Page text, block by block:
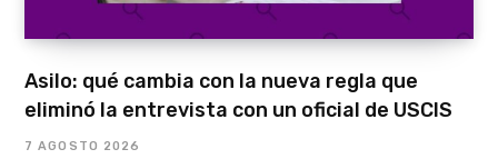
Asilo: qué cambia con la nueva regla que
eliminó la entrevista con un oficial de USCIS
7 AGOSTO 2026